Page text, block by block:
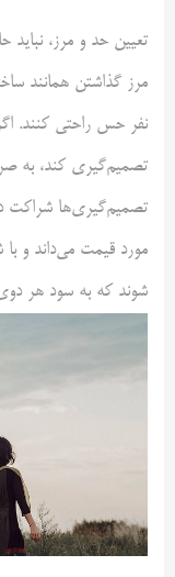
تعیین حد و مرز، نباید
مرز گذاشتن همانند
نفر حس راحتی کنند.
تصمیم‌گیری کند، به
تصمیم‌گیری‌ها شراکت
مورد قیمت می‌داند و
شوند که به سود هر